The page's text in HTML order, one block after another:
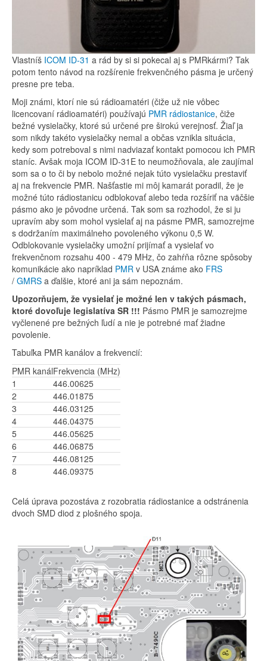
Vlastníš ICOM ID-31 a rád by si si pokecal aj s PMRkármi? Tak
potom tento návod na rozšírenie frekvenčného pásma je určený
presne pre teba.
Moji známi, ktorí nie sú rádioamatéri (čiže už nie vôbec
licencovaní rádioamatéri) používajú PMR rádiostanice, čiže
bežné vysielačky, ktoré sú určené pre širokú verejnosť. Žiaľ ja
som nikdy takéto vysielačky nemal a občas vznikla situácia,
kedy som potreboval s nimi nadviazať kontakt pomocou ich PMR
staníc. Avšak moja ICOM ID-31E to neumožňovala, ale zaujímal
som sa o to či by nebolo možné nejak túto vysielačku prestaviť
aj na frekvencie PMR. Našťastie mi môj kamarát poradil, že je
možné túto rádiostanicu odblokovať alebo teda rozšíriť na väčšie
pásmo ako je pôvodne určená. Tak som sa rozhodol, že si ju
upravím aby som mohol vysielať aj na pásme PMR, samozrejme
s dodržaním maximálneho povoleného výkonu 0,5 W.
Odblokovanie vysielačky umožní prijímať a vysielať vo
frekvenčnom rozsahu 400 - 479 MHz, čo zahŕňa rôzne spôsoby
komunikácie ako napríklad PMR v USA známe ako FRS
/ GMRS a ďalšie, ktoré ani ja sám nepoznám.
Upozorňujem, že vysielať je možné len v takých pásmach,
ktoré dovoľuje legislatíva SR !!! Pásmo PMR je samozrejme
vyčlenené pre bežných ľudí a nie je potrebné mať žiadne
povolenie.
Tabuľka PMR kanálov a frekvencií:
PMR kanálFrekvencia (MHz)
1
446.00625
2
446.01875
3
446.03125
4
446.04375
5
446.05625
6
446.06875
7
446.08125
8
446.09375
Celá úprava pozostáva z rozobratia rádiostanice a odstránenia
dvoch SMD diod z plošného spoja.